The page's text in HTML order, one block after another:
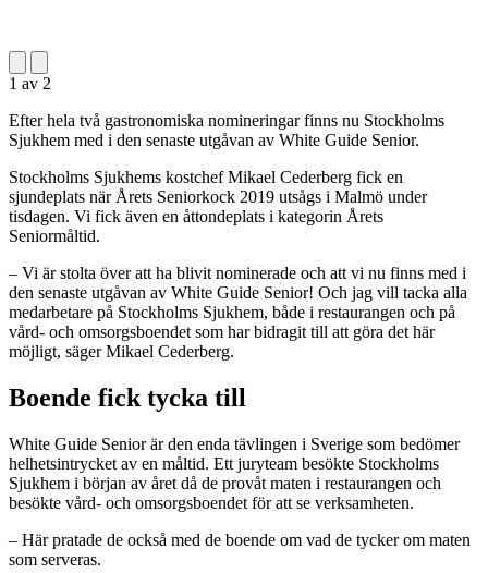
1 av 2
Efter hela två gastronomiska nomineringar finns nu Stockholms
Sjukhem med i den senaste utgåvan av White Guide Senior.
Stockholms Sjukhems kostchef Mikael Cederberg fick en
sjundeplats när Årets Seniorkock 2019 utsågs i Malmö under
tisdagen. Vi fick även en åttondeplats i kategorin Årets
Seniormåltid.
– Vi är stolta över att ha blivit nominerade och att vi nu finns med i
den senaste utgåvan av White Guide Senior! Och jag vill tacka alla
medarbetare på Stockholms Sjukhem, både i restaurangen och på
vård- och omsorgsboendet som har bidragit till att göra det här
möjligt, säger Mikael Cederberg.
Boende fick tycka till
White Guide Senior är den enda tävlingen i Sverige som bedömer
helhetsintrycket av en måltid. Ett juryteam besökte Stockholms
Sjukhem i början av året då de provåt maten i restaurangen och
besökte vård- och omsorgsboendet för att se verksamheten.
– Här pratade de också med de boende om vad de tycker om maten
som serveras.